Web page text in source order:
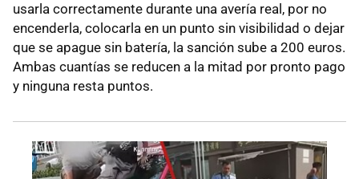
usarla correctamente durante una avería real, por no
encenderla, colocarla en un punto sin visibilidad o dejar
que se apague sin batería, la sanción sube a 200 euros.
Ambas cuantías se reducen a la mitad por pronto pago
y ninguna resta puntos.